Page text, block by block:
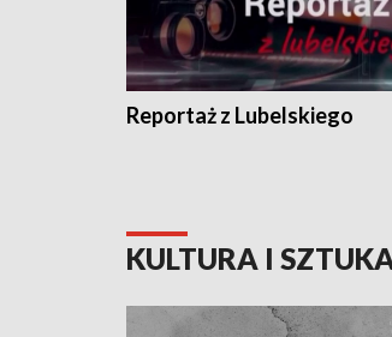
Reportaż z Lubelskiego
KULTURA I